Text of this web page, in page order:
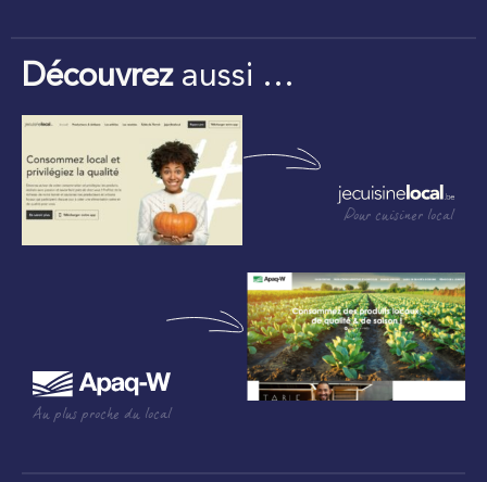
Découvrezaussi …
Pour cuisiner local
Au plus proche du local